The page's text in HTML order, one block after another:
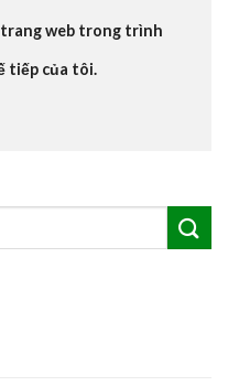
web trong trình
tiếp của tôi.